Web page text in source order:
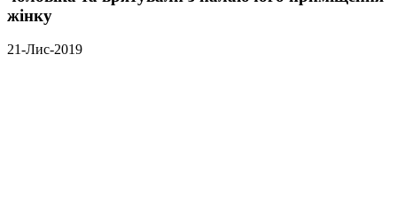
жінку
21-Лис-2019